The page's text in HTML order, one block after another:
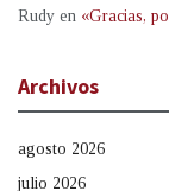
Rudy en «Gracias,
Archivos
agosto 2026
julio 2026